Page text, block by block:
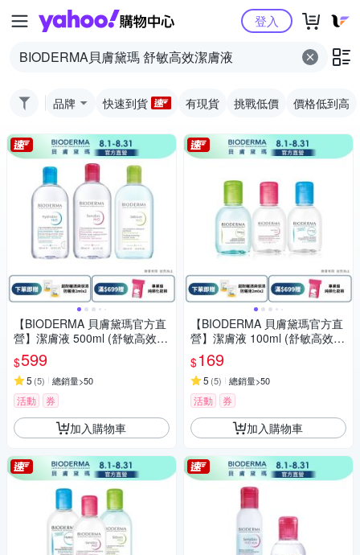
Yahoo購物中心登入
品牌 快速到貨 有現貨 挑戰低價 價格低到高
【BIODERMA 貝膚黛瑪官方直
營】潔膚液 500ml (舒敏高效/
保濕水潤/平衡控油)
$599
5 (5) 總銷量>50
活動 券
加入購物車
【BIODERMA 貝膚黛瑪官方直
營】潔膚液 100ml (舒敏高效/
保濕水潤/平衡控油)
$169
5 (5) 總銷量>50
活動 券
加入購物車